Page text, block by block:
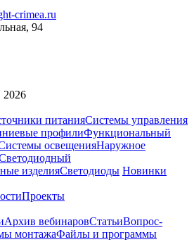
crimea.ru
94
2026
питанияСистемы управления
профилиФункциональный
освещенияНаружное
изделияСветодиоды Новинки
Проекты
Архив вебинаровСтатьиВопрос-
монтажаФайлы и программы